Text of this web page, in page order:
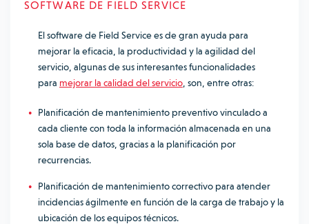
SOFTWARE DE FIELD SERVICE
El software de Field Service es de gran ayuda para
mejorar la eficacia, la productividad y la agilidad del
servicio, algunas de sus interesantes funcionalidades
para mejorar la calidad del servicio , son, entre otras:
Planificación de mantenimiento preventivo vinculado a
cada cliente con toda la información almacenada en una
sola base de datos, gracias a la planificación por
recurrencias.
Planificación de mantenimiento correctivo para atender
incidencias ágilmente en función de la carga de trabajo y la
ubicación de los equipos técnicos.